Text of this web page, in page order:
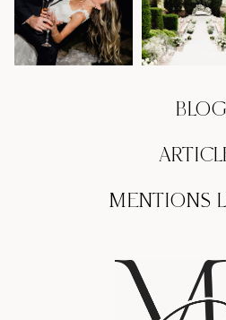
BLOG
MENTIONS